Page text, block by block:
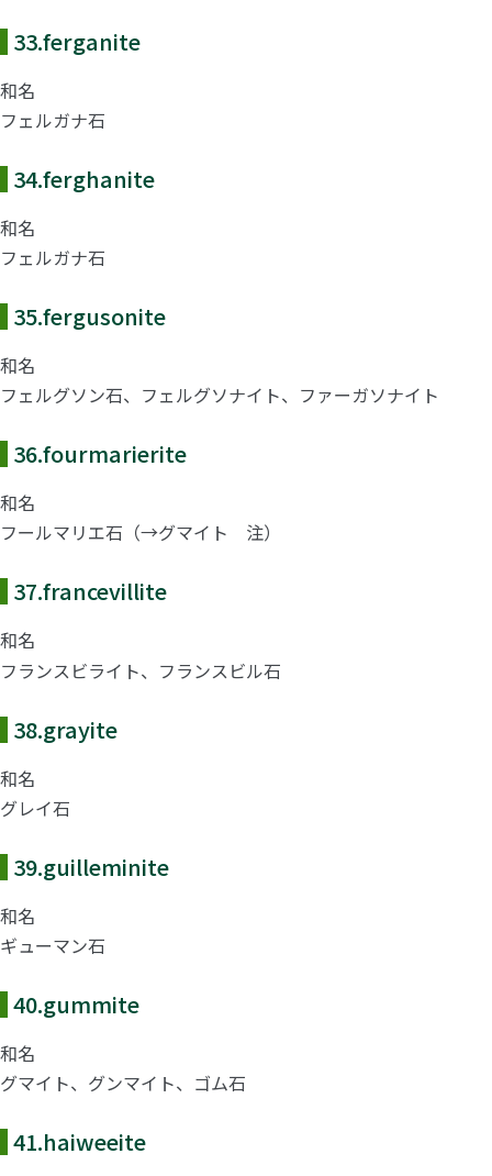
33.ferganite
和名
フェルガナ石
34.ferghanite
和名
フェルガナ石
35.fergusonite
和名
フェルグソン石、フェルグソナイト、ファーガソナイト
36.fourmarierite
和名
フールマリエ石（→グマイト 注）
37.francevillite
和名
フランスビライト、フランスビル石
38.grayite
和名
グレイ石
39.guilleminite
和名
ギューマン石
40.gummite
和名
グマイト、グンマイト、ゴム石
41.haiweeite